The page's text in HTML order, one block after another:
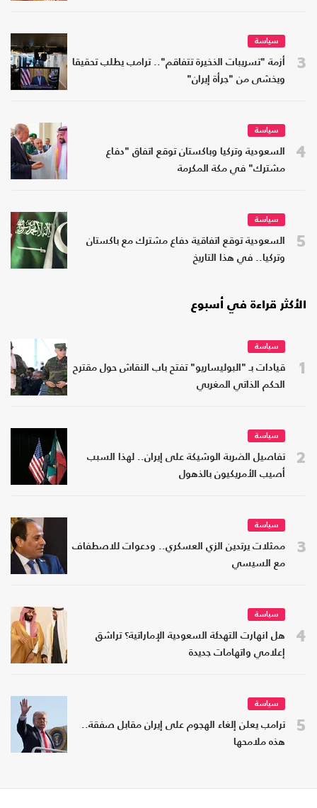
3
سياسة
أزمة "تسريبات الذخيرة تتفاقم".. ترامب يطلب تحقيقا
ويخشى من "جرأة إيران"
4
سياسة
السعودية وتركيا وباكستان توقع اتفاق "دفاع
مشترك" في مكة المكرمة
5
سياسة
السعودية توقع اتفاقية دفاع مشترك مع باكستان
وتركيا.. في هذا التاريخ
الأكثر قراءة في أسبوع
1
سياسة
قيادات بـ "البوليساريو" تفتح باب النقاش حول مقترح
الحكم الذاتي المغربي
2
سياسة
تفاصيل الضربة الوشيكة على إيران.. لهذا السبب
أصيب الأمريكيون بالذهول
3
سياسة
ممثلات يرتدين الزي العسكري.. ودعوات للاصطفاف
مع السيسي
4
سياسة
هل انهارت التهدئة السعودية الإماراتية؟ تراشق
إعلامي واتهامات جديدة
5
سياسة
ترامب يعلن إلغاء الهجوم على إيران مقابل صفقة..
هذه ملامحها